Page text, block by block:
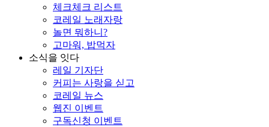
체크체크 리스트
코레일 노래자랑
놀면 뭐하니?
고마워, 밥먹자
소식을 잇다
레일 기자단
커피는 사랑을 싣고
코레일 뉴스
웹진 이벤트
구독신청 이벤트